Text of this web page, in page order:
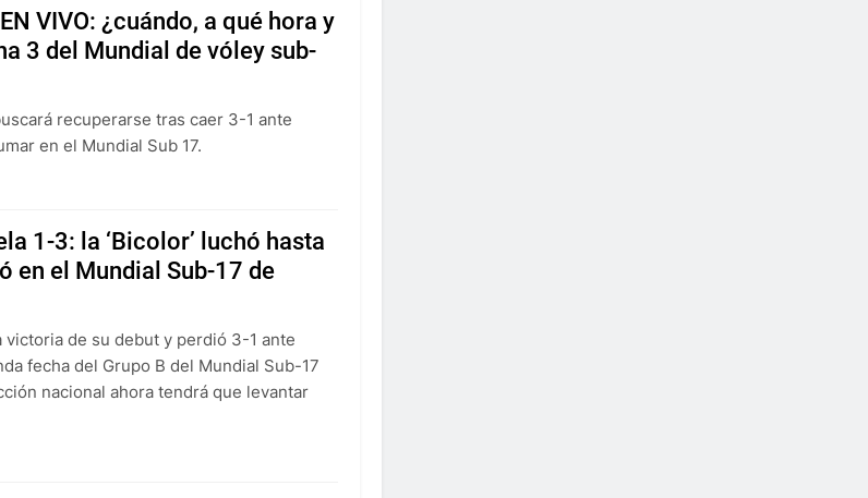
VIVO: ¿cuándo, a qué hora y
3 del Mundial de vóley sub-
recuperarse tras caer 3-1 ante
en el Mundial Sub 17.
1-3: la ‘Bicolor’ luchó hasta
en el Mundial Sub-17 de
de su debut y perdió 3-1 ante
fecha del Grupo B del Mundial Sub-17
nacional ahora tendrá que levantar